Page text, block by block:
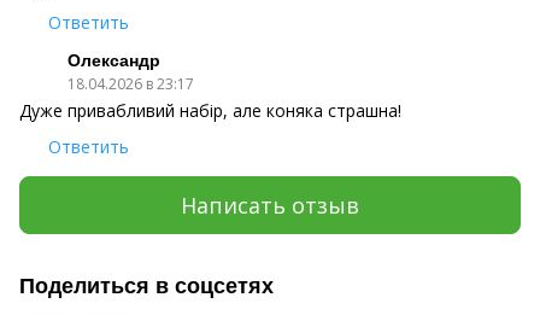
Ответить
Олександр
18.04.2026 в 23:17
Дуже привабливий набір, але коняка страшна!
Ответить
Написать отзыв
Поделиться в соцсетях